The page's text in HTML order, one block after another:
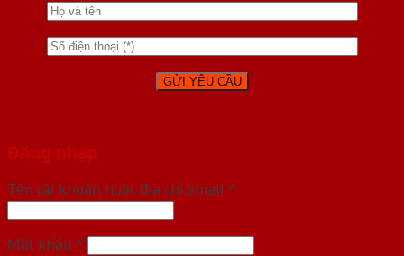
Đăng nhập
Tên tài khoản hoặc địa chỉ email *
Mật khẩu *